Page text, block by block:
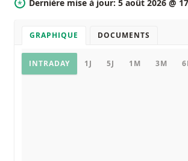
* Dernière mise à jour: 5 août 2026 @
GRAPHIQUE DOCUMENTS
Graphique
INTRADAY 1J 5J 1M 3M